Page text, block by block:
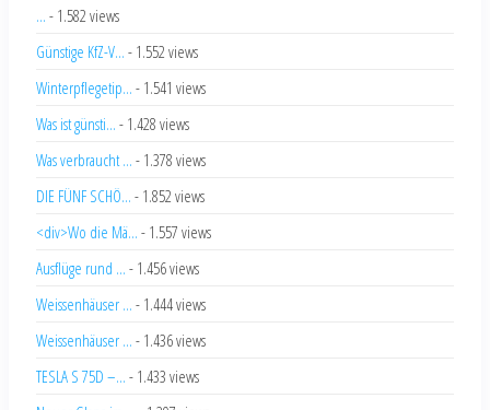
... - 1.582 views
Günstige KfZ-V... - 1.552 views
Winterpflegetip... - 1.541 views
Was ist günsti... - 1.428 views
Was verbraucht ... - 1.378 views
DIE FÜNF SCHÖ... - 1.852 views
<div>Wo die Mä... - 1.557 views
Ausflüge rund ... - 1.456 views
Weissenhäuser ... - 1.444 views
Weissenhäuser ... - 1.436 views
TESLA S 75D –... - 1.433 views